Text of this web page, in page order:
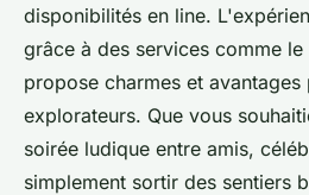
disponibilités en line.
grâce à des services comme le
propose charmes et avantages
explorateurs. Que vous
soirée ludique entre amis,
simplement sortir des sentiers